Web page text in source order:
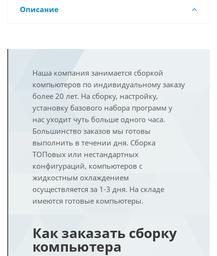
Описание
Наша компания занимается сборкой
компьютеров по индивидуальному заказу
более 20 лет. На сборку, настройку,
установку базового набора программ у
нас уходит чуть больше одного часа.
Большинство заказов мы готовы
выполнить в течении дня. Сборка
ТОПовых или нестандартных
конфигураций, компьютеров с
жидкостным охлаждением
осуществляется за 1-3 дня. На складе
имеются готовые компьютеры.
Как заказать сборку
компьютера